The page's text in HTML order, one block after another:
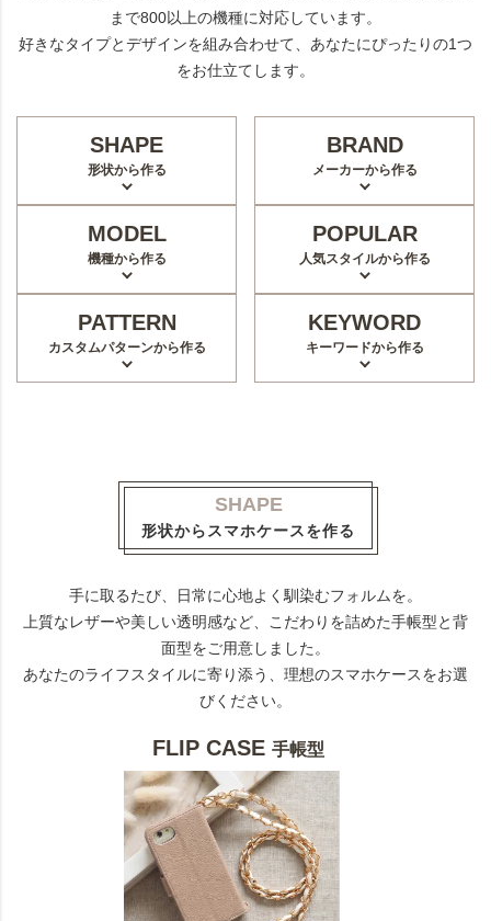
まで800以上の機種に対応しています。
好きなタイプとデザインを組み合わせて、あなたにぴったりの1つ
をお仕立てします。
SHAPE
形状から作る
BRAND
メーカーから作る
MODEL
機種から作る
POPULAR
人気スタイルから作る
PATTERN
カスタムパターンから作る
KEYWORD
キーワードから作る
SHAPE
形状からスマホケースを作る
手に取るたび、日常に心地よく馴染むフォルムを。
上質なレザーや美しい透明感など、こだわりを詰めた手帳型と背
面型をご用意しました。
あなたのライフスタイルに寄り添う、理想のスマホケースをお選
びください。
FLIP CASE手帳型